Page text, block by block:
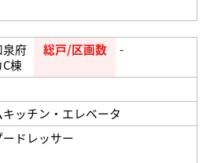
泉府
棟
総戸/区画数 -
ッチン・エレベータ
ドレッサー